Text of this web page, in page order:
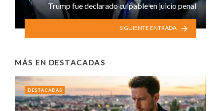
Trump fue declarado culpable en juicio penal
SIGUIENTE ENTRADA
MÁS EN DESTACADAS
DESTACADAS